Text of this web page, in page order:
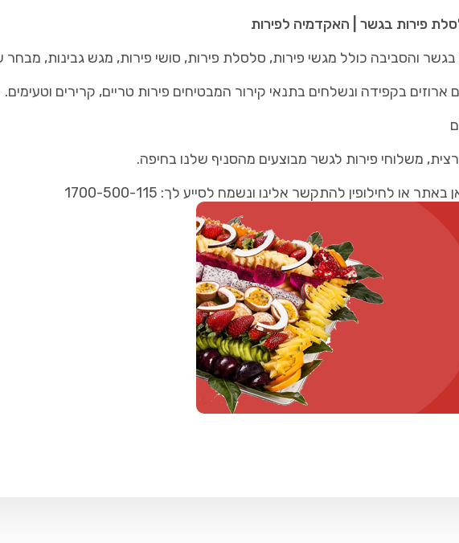
פירות בגשר | האקדמיה לפירות
והסביבה כולל מגשי פירות, סלסלת פירות, סושי פירות, מגש גבינות, מבחר
ארוזים בקפידה ונשלחים בתנאי קירור המבטיחים פירות טריים, קרירים וטעימים.
משלוחי פירות לגשר מבוצעים מהסניף שלנו בחיפה.
או לחילופין להתקשר אלינו ונשמח לסייע לך: 1700-500-115